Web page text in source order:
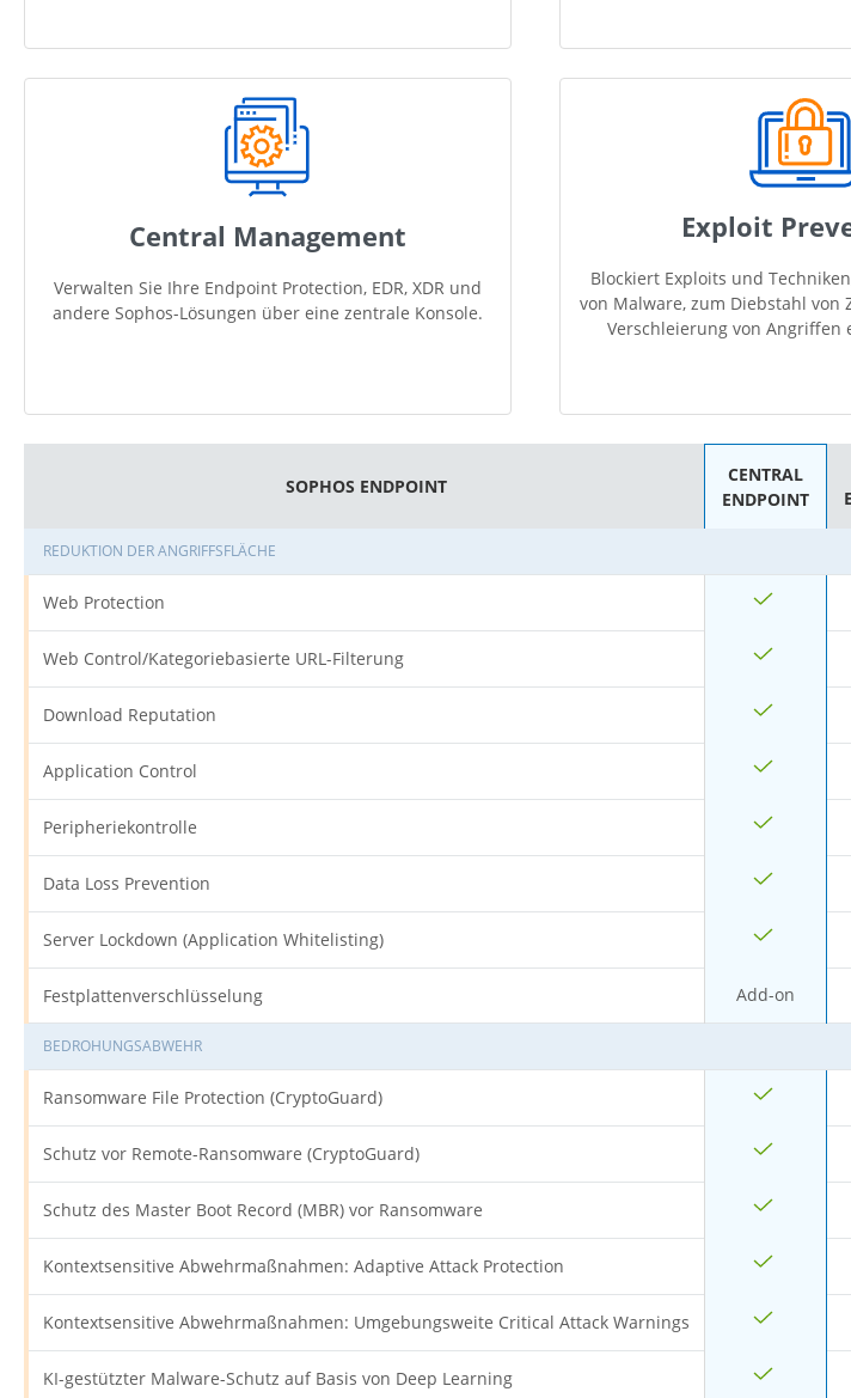
Central Management
Verwalten Sie Ihre Endpoint Protection, EDR, XDR und
andere Sophos-Lösungen über eine zentrale Konsole.
Exploit
Blockiert Exploits und
von Malware, zum Diebstahl von
Verschleierung von Angriffen
SOPHOS ENDPOINT
CENTRAL
ENDPOINT
REDUKTION DER ANGRIFFSFLÄCHE
Web Protection
Web Control/Kategoriebasierte URL-Filterung
Download Reputation
Application Control
Peripheriekontrolle
Data Loss Prevention
Server Lockdown (Application Whitelisting)
Festplattenverschlüsselung Add-on
BEDROHUNGSABWEHR
Ransomware File Protection (CryptoGuard)
Schutz vor Remote-Ransomware (CryptoGuard)
Schutz des Master Boot Record (MBR) vor Ransomware
Kontextsensitive Abwehrmaßnahmen: Adaptive Attack Protection
Kontextsensitive Abwehrmaßnahmen: Umgebungsweite Critical Attack Warnings
KI-gestützter Malware-Schutz auf Basis von Deep Learning